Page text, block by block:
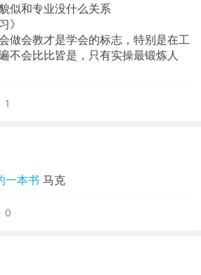
似和专业没什么关系
》
做会教才是学会的标志，特别是在工
不会比比皆是，只有实操最锻炼人
1
一本书 马克
0